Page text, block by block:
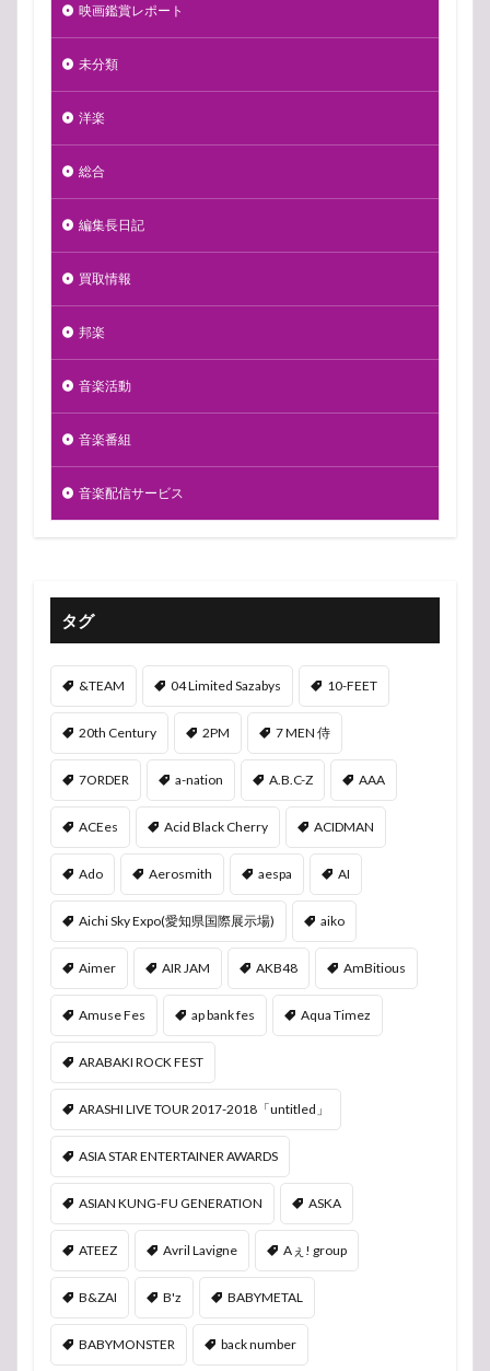
映画鑑賞レポート
未分類
洋楽
総合
編集長日記
買取情報
邦楽
音楽活動
音楽番組
音楽配信サービス
タグ
&TEAM 04 Limited Sazabys 10-FEET
20th Century 2PM 7 MEN 侍
7ORDER a-nation A.B.C-Z AAA
ACEes Acid Black Cherry ACIDMAN
Ado Aerosmith aespa AI
Aichi Sky Expo(愛知県国際展示場) aiko
Aimer AIR JAM AKB48 AmBitious
Amuse Fes ap bank fes Aqua Timez
ARABAKI ROCK FEST
ARASHI LIVE TOUR 2017-2018「untitled」
ASIA STAR ENTERTAINER AWARDS
ASIAN KUNG-FU GENERATION ASKA
ATEEZ Avril Lavigne Aぇ! group
B&ZAI B'z BABYMETAL
BABYMONSTER back number